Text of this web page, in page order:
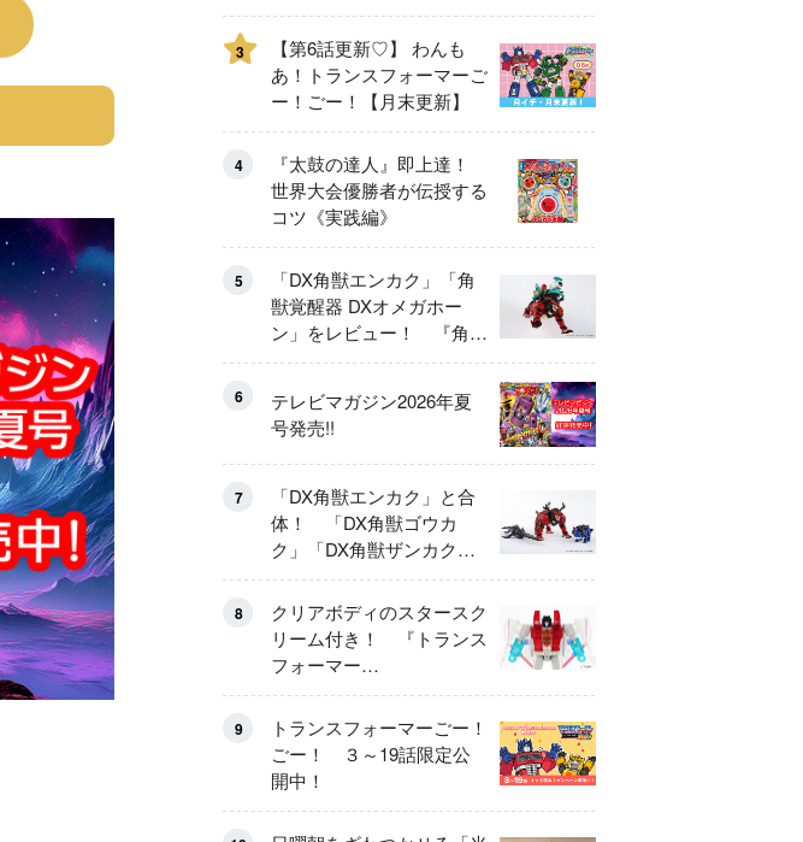
3
【第6話更新♡】 わんも
あ！トランスフォーマーご
ー！ごー！【月末更新】
4
『太鼓の達人』即上達！
世界大会優勝者が伝授する
コツ《実践編》
5
「DX角獣エンカク」「角
獣覚醒器 DXオメガホー
ン」をレビュー！ 『角醒
ハンター オメガホーン』
6
テレビマガジン2026年夏
号発売!!
7
「DX角獣エンカク」と合
体！ 「DX角獣ゴウカ
ク」「DX角獣ザンカク」
をレビュー！
8
クリアボディのスタースク
リーム付き！ 『トランス
フォーマー
FANBOOK2026』2026年
７月31日発売！
9
トランスフォーマーごー！
ごー！ ３～19話限定公
開中！